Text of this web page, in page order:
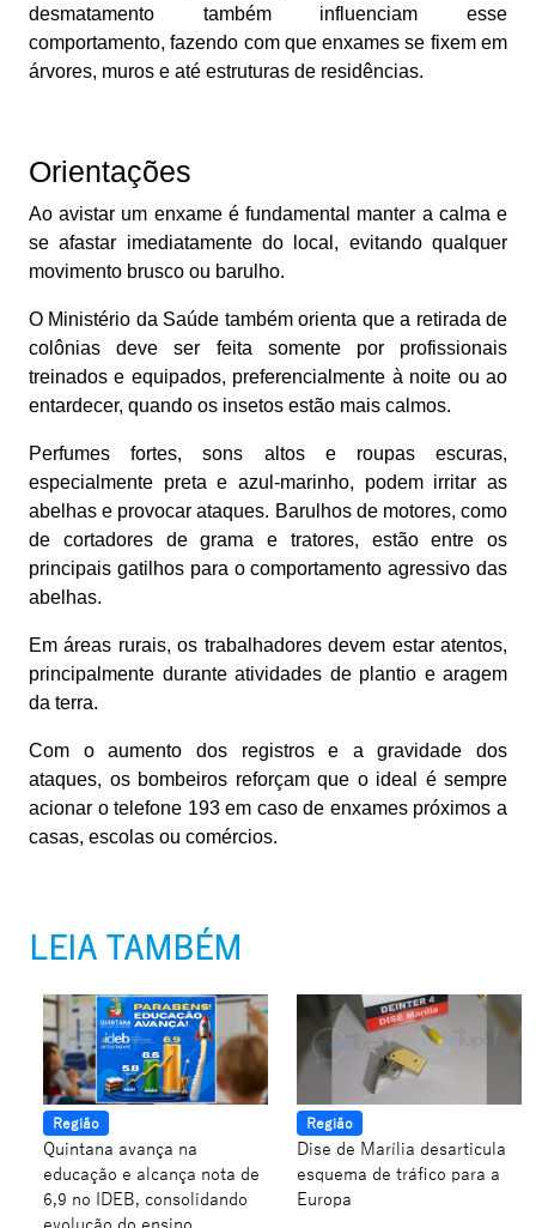
desmatamento também influenciam esse
comportamento, fazendo com que enxames se fixem em
árvores, muros e até estruturas de residências.
Orientações
Ao avistar um enxame é fundamental manter a calma e
se afastar imediatamente do local, evitando qualquer
movimento brusco ou barulho.
O Ministério da Saúde também orienta que a retirada de
colônias deve ser feita somente por profissionais
treinados e equipados, preferencialmente à noite ou ao
entardecer, quando os insetos estão mais calmos.
Perfumes fortes, sons altos e roupas escuras,
especialmente preta e azul-marinho, podem irritar as
abelhas e provocar ataques. Barulhos de motores, como
de cortadores de grama e tratores, estão entre os
principais gatilhos para o comportamento agressivo das
abelhas.
Em áreas rurais, os trabalhadores devem estar atentos,
principalmente durante atividades de plantio e aragem
da terra.
Com o aumento dos registros e a gravidade dos
ataques, os bombeiros reforçam que o ideal é sempre
acionar o telefone 193 em caso de enxames próximos a
casas, escolas ou comércios.
LEIA TAMBÉM
Região
Quintana avança na
educação e alcança nota de
6,9 no IDEB, consolidando
evolução do ensino
Região
Dise de Marília desarticula
esquema de tráfico para a
Europa